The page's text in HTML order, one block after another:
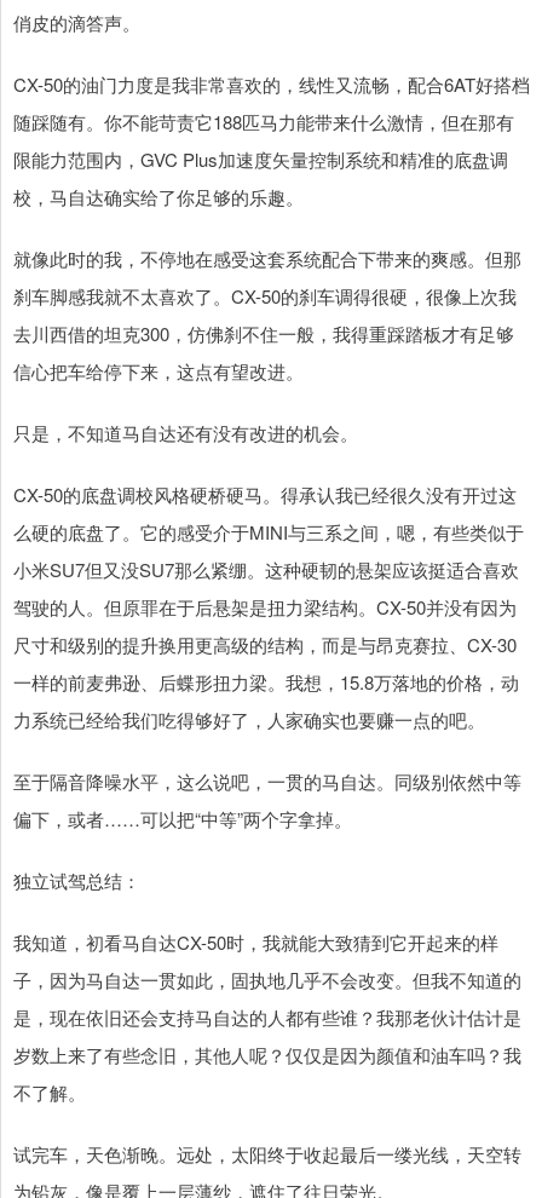
俏皮的滴答声。
CX-50的油门力度是我非常喜欢的，线性又流畅，配合6AT好搭档
随踩随有。你不能苛责它188匹马力能带来什么激情，但在那有
限能力范围内，GVC Plus加速度矢量控制系统和精准的底盘调
校，马自达确实给了你足够的乐趣。
就像此时的我，不停地在感受这套系统配合下带来的爽感。但那
刹车脚感我就不太喜欢了。CX-50的刹车调得很硬，很像上次我
去川西借的坦克300，仿佛刹不住一般，我得重踩踏板才有足够
信心把车给停下来，这点有望改进。
只是，不知道马自达还有没有改进的机会。
CX-50的底盘调校风格硬桥硬马。得承认我已经很久没有开过这
么硬的底盘了。它的感受介于MINI与三系之间，嗯，有些类似于
小米SU7但又没SU7那么紧绷。这种硬韧的悬架应该挺适合喜欢
驾驶的人。但原罪在于后悬架是扭力梁结构。CX-50并没有因为
尺寸和级别的提升换用更高级的结构，而是与昂克赛拉、CX-30
一样的前麦弗逊、后蝶形扭力梁。我想，15.8万落地的价格，动
力系统已经给我们吃得够好了，人家确实也要赚一点的吧。
至于隔音降噪水平，这么说吧，一贯的马自达。同级别依然中等
偏下，或者……可以把“中等”两个字拿掉。
独立试驾总结：
我知道，初看马自达CX-50时，我就能大致猜到它开起来的样
子，因为马自达一贯如此，固执地几乎不会改变。但我不知道的
是，现在依旧还会支持马自达的人都有些谁？我那老伙计估计是
岁数上来了有些念旧，其他人呢？仅仅是因为颜值和油车吗？我
不了解。
试完车，天色渐晚。远处，太阳终于收起最后一缕光线，天空转
为铅灰，像是覆上一层薄纱，遮住了往日荣光。